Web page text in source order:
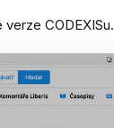
CODEXISu.